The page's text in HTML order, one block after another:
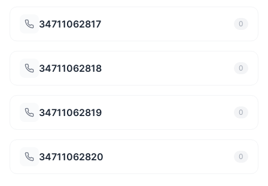
34711062817 0
34711062818 0
34711062819 0
34711062820 0